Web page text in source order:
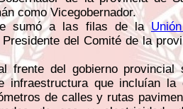
como Vicegobernador.
sumó a las filas de la
del Comité de la
frente del gobierno provincial
infraestructura que incluían la
de calles y rutas